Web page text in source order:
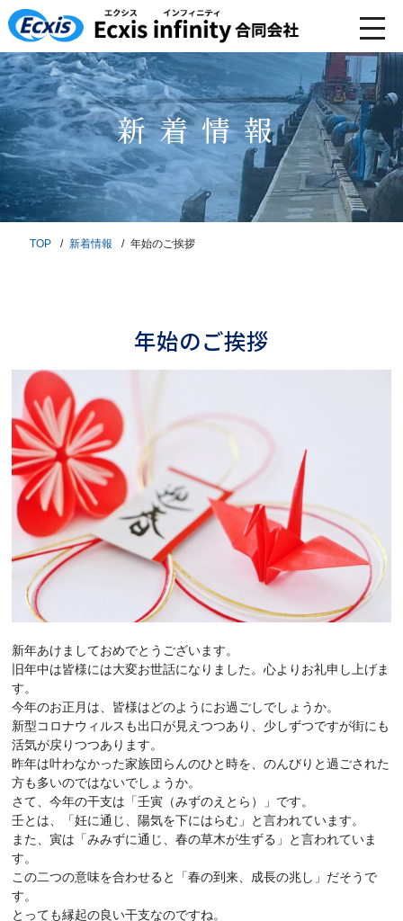
新着情報
TOP 新着情報 年始のご挨拶
年始のご挨拶
新年あけましておめでとうございます。
旧年中は皆様には大変お世話になりました。心よりお礼申し上げま
す。
今年のお正月は、皆様はどのようにお過ごしでしょうか。
新型コロナウィルスも出口が見えつつあり、少しずつですが街にも
活気が戻りつつあります。
昨年は叶わなかった家族団らんのひと時を、のんびりと過ごされた
方も多いのではないでしょうか。
さて、今年の干支は「壬寅（みずのえとら）」です。
壬とは、「妊に通じ、陽気を下にはらむ」と言われています。
また、寅は「みみずに通じ、春の草木が生ずる」と言われていま
す。
この二つの意味を合わせると「春の到来、成長の兆し」だそうで
す。
とっても縁起の良い干支なのですね。